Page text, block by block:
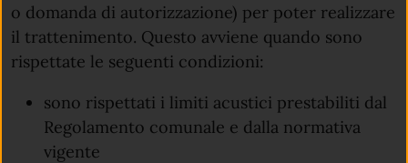
o domanda di autorizzazione) per poter realizzare
il trattenimento. Questo avviene quando sono
rispettate le seguenti condizioni:
sono rispettati i limiti acustici prestabiliti dal
Regolamento comunale e dalla normativa
vigente